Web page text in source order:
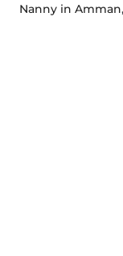
Nanny in Amman